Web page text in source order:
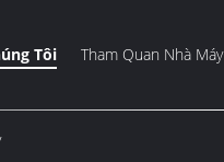
Tôi Tham Quan Nhà Máy